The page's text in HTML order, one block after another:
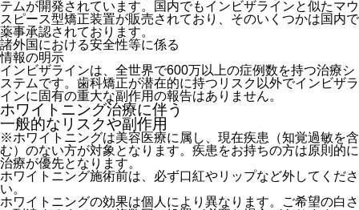
テムが開発されています。国内でもインビザラインと似たマウ
スピース型矯正装置が販売されており、そのいくつかは国内で
薬事承認されております。
諸外国における安全性等に係る
情報の明示
インビザラインは、全世界で600万以上の症例数を持つ治療シ
ステムです。歯科矯正が潜在的に持つリスク以外でインビザラ
インに固有の重大な副作用の報告はありません。
ホワイトニング治療に伴う
一般的なリスクや副作用
※ホワイトニングは美容医療に属し、 現在疾患（知覚過敏を含
む）のない方が対象 となります。疾患をお持ちの方は原則的に
治療が優先となります。
ホワイトニング施術前は、必ず口紅やリップなど外してくださ
い。
ホワイトニングの効果は個人により異なります。ご希望の白さ